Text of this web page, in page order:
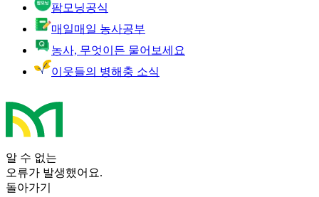
팜모닝공식
매일매일 농사공부
농사, 무엇이든 물어보세요
이웃들의 병해충 소식
알 수 없는
오류가 발생했어요.
돌아가기